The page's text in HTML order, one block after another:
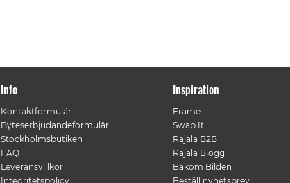
Info
Kontaktformulär
Byteserbjudandeformulär
Stockholmsbutiken
FAQ
Leveransvillkor
Integritetspolicy
Inspiration
Frame
Swap It
Rajala B2B
Rajala Blogg
Bakom Bilden
Beställ nyhetsbrev